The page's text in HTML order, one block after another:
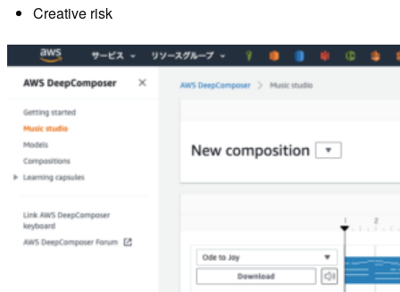
Creative risk